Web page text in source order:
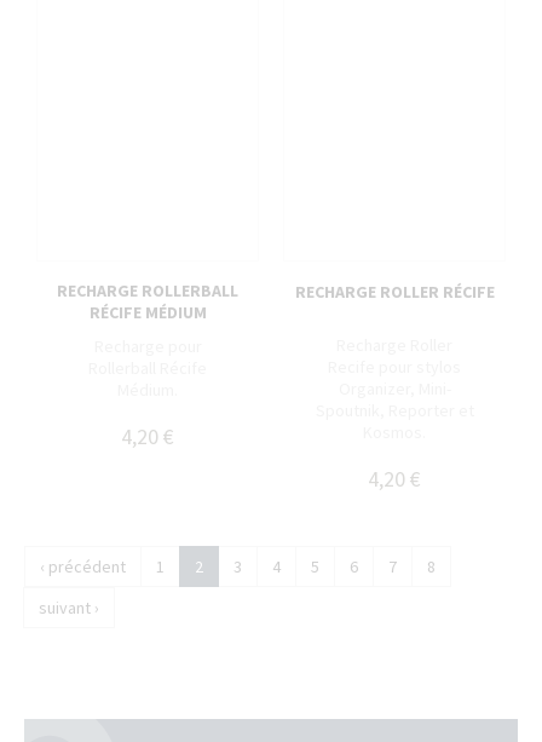
RECHARGE ROLLERBALL
RÉCIFE MÉDIUM
4,20 €
RECHARGE ROLLER RÉCIFE
4,20 €
‹ précédent 1 2 3 4 5 6 7
8
suivant ›